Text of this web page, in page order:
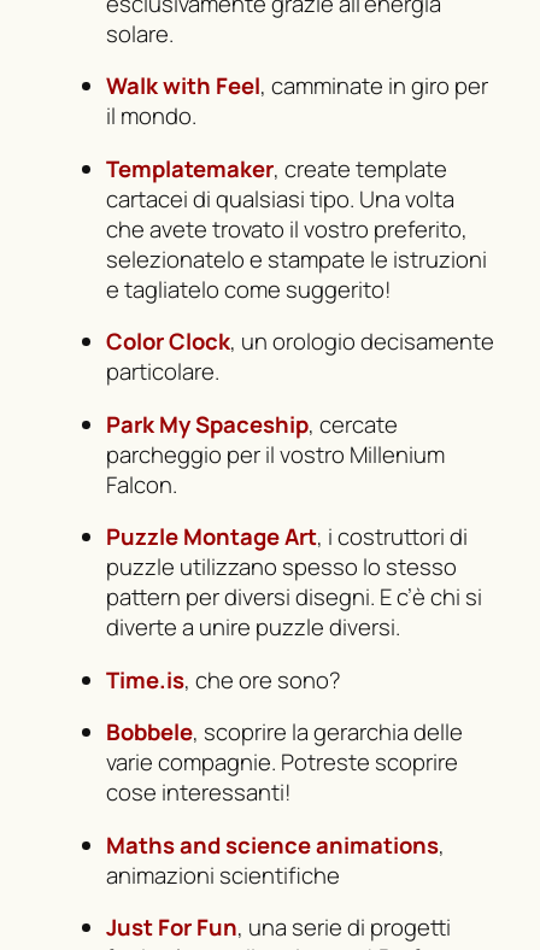
solare.
Walk with Feel, camminate in giro per
il mondo.
Templatemaker, create template
cartacei di qualsiasi tipo. Una volta
che avete trovato il vostro preferito,
selezionatelo e stampate le istruzioni
e tagliatelo come suggerito!
Color Clock, un orologio decisamente
particolare.
Park My Spaceship, cercate
parcheggio per il vostro Millenium
Falcon.
Puzzle Montage Art, i costruttori di
puzzle utilizzano spesso lo stesso
pattern per diversi disegni. E c’è chi si
diverte a unire puzzle diversi.
Time.is, che ore sono?
Bobbele, scoprire la gerarchia delle
varie compagnie. Potreste scoprire
cose interessanti!
Maths and science animations,
animazioni scientifiche
Just For Fun, una serie di progetti